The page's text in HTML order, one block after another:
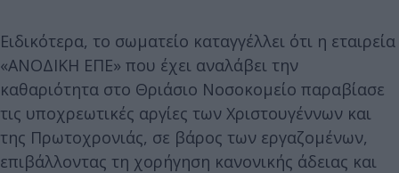
Ειδικότερα, το σωματείο καταγγέλλει ότι η εταιρεία
«ΑΝΟΔΙΚΗ ΕΠΕ» που έχει αναλάβει την
καθαριότητα στο Θριάσιο Νοσοκομείο παραβίασε
τις υποχρεωτικές αργίες των Χριστουγέννων και
της Πρωτοχρονιάς, σε βάρος των εργαζομένων,
επιβάλλοντας τη χορήγηση κανονικής άδειας και